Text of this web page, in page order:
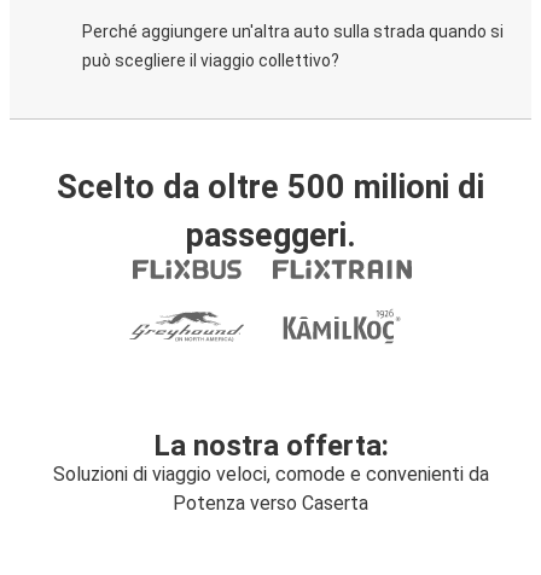
Perché aggiungere un'altra auto sulla strada quando si
può scegliere il viaggio collettivo?
Scelto da oltre 500 milioni di
passeggeri.
La nostra offerta:
Soluzioni di viaggio veloci, comode e convenienti da
Potenza verso Caserta